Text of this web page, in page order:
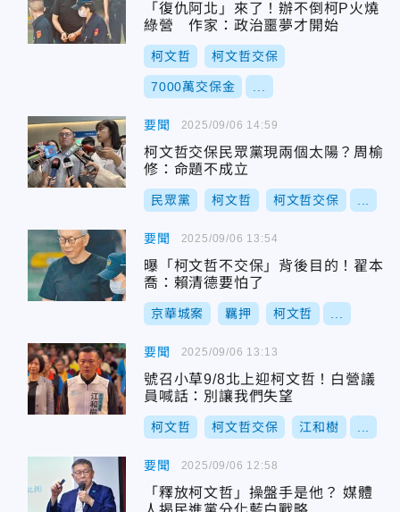
「復仇阿北」來了！辦不倒柯P火燒
綠營 作家：政治噩夢才開始
柯文哲 柯文哲交保
7000萬交保金
要聞
柯文哲交保民眾黨現兩個太陽？周榆
修：命題不成立
民眾黨 柯文哲 柯文哲交保
2025/09/06 14:59
要聞
曝「柯文哲不交保」背後目的！翟本
喬：賴清德要怕了
京華城案 羈押 柯文哲
2025/09/06 13:54
要聞
號召小草9/8北上迎柯文哲！白營議
員喊話：別讓我們失望
柯文哲 柯文哲交保 江和樹
2025/09/06 13:13
要聞
「釋放柯文哲」操盤手是他？ 媒體
2025/09/06 12:58